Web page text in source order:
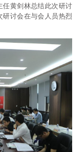
任黄剑林总结此次研讨
讨会在与会人员热烈